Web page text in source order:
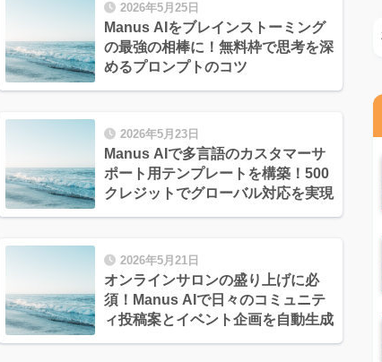
2026年5月25日
Manus AIをブレインストーミング
の最強の相棒に！無料枠で思考を深
めるプロンプトのコツ
2026年5月23日
Manus AIで多言語のカスタマーサ
ポート用テンプレートを構築！500
クレジットでグローバル対応を実現
2026年5月21日
オンラインサロンの盛り上げに必
須！Manus AIで日々のコミュニテ
ィ投稿案とイベント企画を自動生成